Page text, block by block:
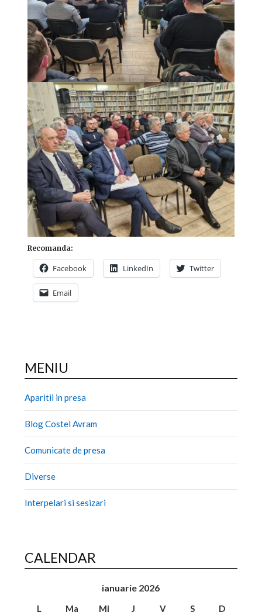
Recomanda:
Facebook LinkedIn Twitter
Email
MENIU
Aparitii in presa
Blog Costel Avram
Comunicate de presa
Diverse
Interpelari si sesizari
CALENDAR
ianuarie 2026
L Ma Mi J V S
D